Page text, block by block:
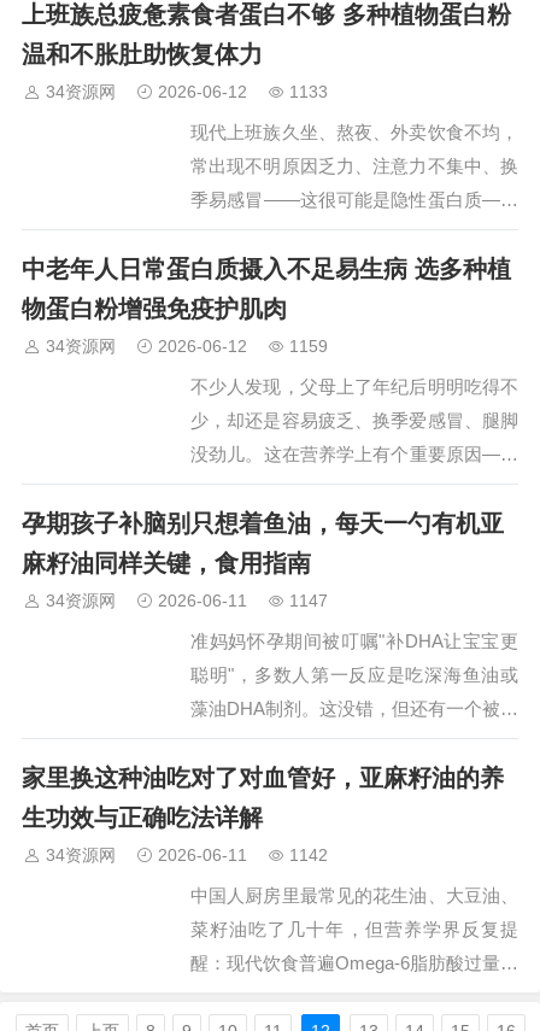
上班族总疲惫素食者蛋白不够 多种植物蛋白粉
温和不胀肚助恢复体力
34资源网 2026-06-12 1133
现代上班族久坐、熬夜、外卖饮食不均，
常出现不明原因乏力、注意力不集中、换
季易感冒——这很可能是隐性蛋白质—热
量营养失衡。另有一类人群：素食者、乳
糖不耐受者、术后恢复期病人，也面
临"想补蛋白却不敢/不能多喝奶吃肉"的困
中老年人日常蛋白质摄入不足易生病 选多种植
物蛋白粉增强免疫护肌肉
34资源网 2026-06-12 1159
不少人发现，父母上了年纪后明明吃得不
少，却还是容易疲乏、换季爱感冒、腿脚
没劲儿。这在营养学上有个重要原因——
老年人蛋白质摄入不足，且肌肉逐年流失
（肌少症倾向），直接导致免疫力下滑、
伤口愈合慢、跌倒风险升高。‌…
孕期孩子补脑别只想着鱼油，每天一勺有机亚
麻籽油同样关键，食用指南
34资源网 2026-06-11 1147
准妈妈怀孕期间被叮嘱"补DHA让宝宝更
聪明"，多数人第一反应是吃深海鱼油或
藻油DHA制剂。这没错，但还有一个被低
估、性价比更高、适合长期日常补充的植
物性来源——有机冷榨亚麻籽油。它富含
α-亚麻酸（Omega-3），进入母…
家里换这种油吃对了对血管好，亚麻籽油的养
生功效与正确吃法详解
34资源网 2026-06-11 1142
中国人厨房里最常见的花生油、大豆油、
菜籽油吃了几十年，但营养学界反复提
醒：现代饮食普遍Omega-6脂肪酸过量、